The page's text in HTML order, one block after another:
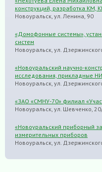
конструкций, разработка КМ,
Новоуральск, ул. Ленина, 90
«Домофонные системы»,
систем
Новоуральск, ул.
«Новоуральский научно-
исследования, прикладные
Новоуральск, ул.
«ЗАО «СМНУ-70» филиал
Новоуральск, ул. Шевченко,
«Новоуральский приборный
измерительных приборов
Новоуральск, ул.